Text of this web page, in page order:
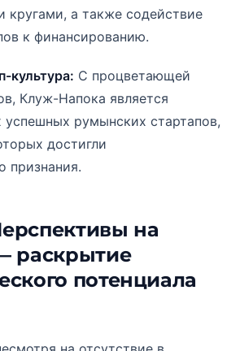
а также содействие
к финансированию.
культура: С процветающей
Клуж-Напока является
румынских стартапов,
достигли
признания.
на
раскрытие
потенциала